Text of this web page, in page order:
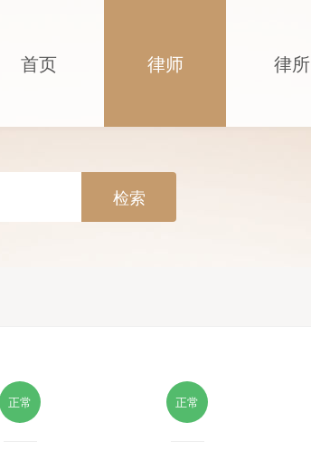
首页 律师 律所
检索
正常 正常